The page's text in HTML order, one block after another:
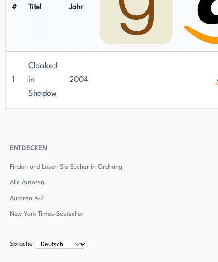
# Titel Jahr
1
Cloaked
in
Shadow
2004
ENTDECKEN
Finden und Lesen Sie Bücher in Ordnung
Alle Autoren
Autoren A-Z
New York Times-Bestseller
Sprache